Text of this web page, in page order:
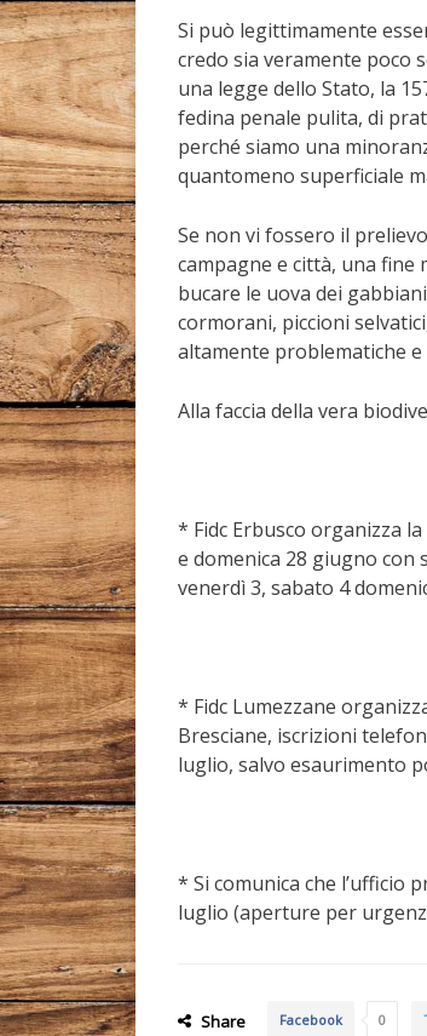
Si può legittimamente
credo sia veramente poco
una legge dello Stato, la
fedina penale pulita, di
perché siamo una
quantomeno superficiale
Se non vi fossero il
campagne e città, una fine
bucare le uova dei
cormorani, piccioni
altamente problematiche
Alla faccia della vera
* Fidc Erbusco organizza
e domenica 28 giugno
venerdì 3, sabato 4
* Fidc Lumezzane
Bresciane, iscrizioni
luglio, salvo esaurimento
* Si comunica che l’ufficio
luglio (aperture per
Share Facebook 0